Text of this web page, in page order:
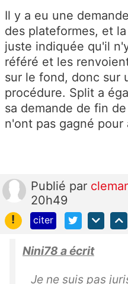
Il y a eu une
des plateformes, et
juste indiquée qu'il
référé et les
sur le fond, donc sur
procédure. Split a
sa demande de fin
n'ont pas gagné pour
Publié par
20h49
!
citer
Nini78 a écrit
Je ne suis pas